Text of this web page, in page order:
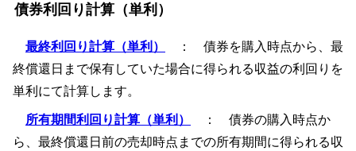
債券利回り計算（単利）
最終利回り計算（単利）
： 債券を購入時点から、最
終償還日まで保有していた場合に得られる収益の利回りを
単利にて計算します。
所有期間利回り計算（単利）
： 債券の購入時点か
ら、最終償還日前の売却時点までの所有期間に得られる収